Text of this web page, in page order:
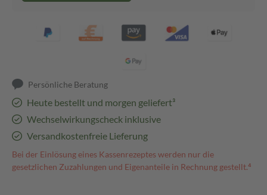
Persönliche Beratung
Heute bestellt und morgen geliefert³
Wechselwirkungscheck inklusive
Versandkostenfreie Lieferung
Bei der Einlösung eines Kassenrezeptes werden nur die
gesetzlichen Zuzahlungen und Eigenanteile in Rechnung gestellt.⁴